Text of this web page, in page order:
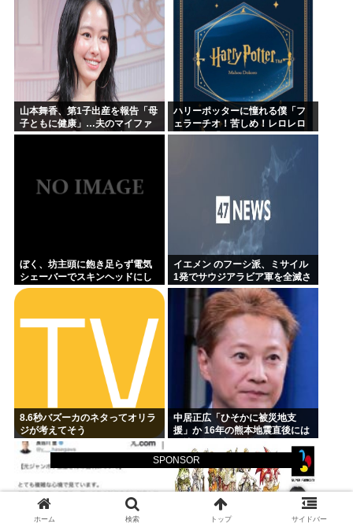
SPONSOR
山本舞香、第1子出産を報告「母
子ともに健康」…夫のマイファ
ス・Hiroは「いいね」 森進一&
ハリーポッターに憧れる僕「フ
ェラーチオ！苦しめ！レロレロ
レロ」敵「うっ 」
ぼく、坊主頭に飽き足らず電気
シェーバーでスキンヘッドにし
てしまう
イエメン のフーシ派、ミサイル
1発でサウジアラビア軍を全滅さ
せてしまうww
8.6秒バズーカのネタってオリラ
ジが考えてそう
中居正広「ひそかに被災地支
援」か 16年の熊本地震直後には
くて良い”と、強まる福祉活動へ
の思い
ホーム 検索 トップ サイドバー